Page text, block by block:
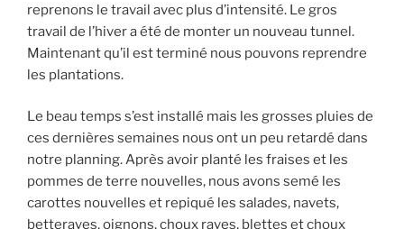
reprenons le travail avec plus d’intensité. Le gros
travail de l’hiver a été de monter un nouveau tunnel.
Maintenant qu’il est terminé nous pouvons reprendre
les plantations.
Le beau temps s’est installé mais les grosses pluies de
ces dernières semaines nous ont un peu retardé dans
notre planning. Après avoir planté les fraises et les
pommes de terre nouvelles, nous avons semé les
carottes nouvelles et repiqué les salades, navets,
betteraves, oignons, choux raves, blettes et choux